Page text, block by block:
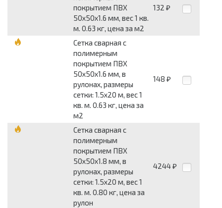
покрытием ПВХ
50x50x1.6 мм, вес 1 кв.
м. 0.63 кг, цена за м2
132 ₽
Сетка сварная с
полимерным
покрытием ПВХ
50x50x1.6 мм, в
рулонах, размеры
сетки: 1.5x20 м, вес 1
кв. м. 0.63 кг, цена за
м2
148 ₽
Сетка сварная с
полимерным
покрытием ПВХ
50x50x1.8 мм, в
рулонах, размеры
сетки: 1.5x20 м, вес 1
кв. м. 0.80 кг, цена за
рулон
4244 ₽